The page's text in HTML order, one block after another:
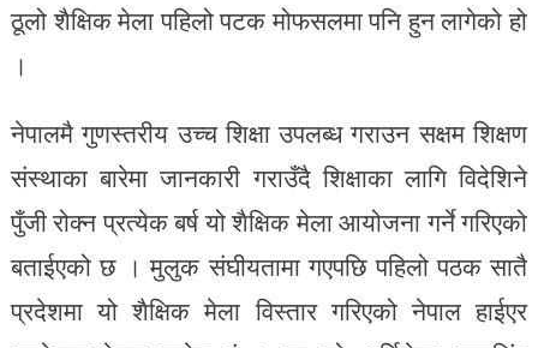
ठूलो शैक्षिक मेला पहिलो पटक मोफसलमा पनि हुन लागेको हो
।
नेपालमै गुणस्तरीय उच्च शिक्षा उपलब्ध गराउन सक्षम शिक्षण
संस्थाका बारेमा जानकारी गराउँदै शिक्षाका लागि विदेशिने
पुँजी रोक्न प्रत्येक बर्ष यो शैक्षिक मेला आयोजना गर्ने गरिएको
बताईएको छ । मुलुक संघीयतामा गएपछि पहिलो पठक सातै
प्रदेशमा यो शैक्षिक मेला विस्तार गरिएको नेपाल हाईएर